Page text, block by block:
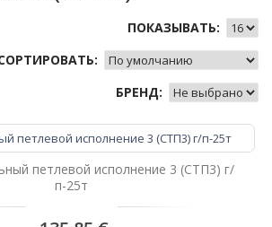
ПОКАЗЫВАТЬ:
БРЕНД:
петлевой исполнение 3 (СТП3) г/
п-25т